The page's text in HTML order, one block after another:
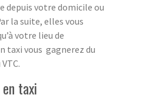
depuis votre domicile ou
la suite, elles vous
votre lieu de
taxi vous gagnerez du
taxi